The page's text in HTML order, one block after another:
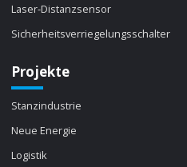
Laser-Distanzsensor
Sicherheitsverriegelungsschalter
Projekte
Stanzindustrie
Neue Energie
Logistik